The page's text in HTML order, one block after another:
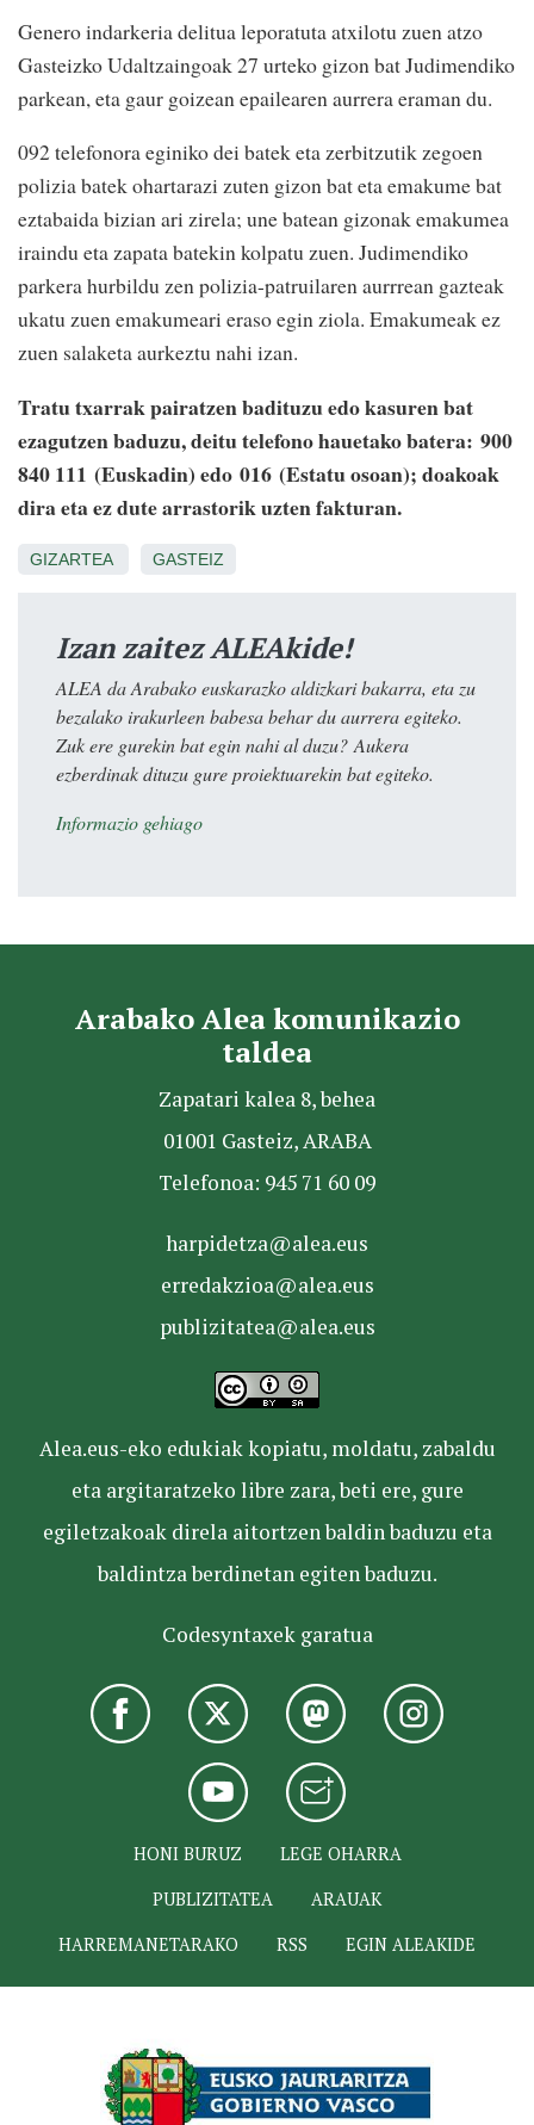
Genero indarkeria delitua leporatuta atxilotu zuen atzo
Gasteizko Udaltzaingoak 27 urteko gizon bat Judimendiko
parkean, eta gaur goizean epailearen aurrera eraman du.
092 telefonora eginiko dei batek eta zerbitzutik zegoen
polizia batek ohartarazi zuten gizon bat eta emakume bat
eztabaida bizian ari zirela; une batean gizonak emakumea
iraindu eta zapata batekin kolpatu zuen. Judimendiko
parkera hurbildu zen polizia-patruilaren aurrrean gazteak
ukatu zuen emakumeari eraso egin ziola. Emakumeak ez
zuen salaketa aurkeztu nahi izan.
Tratu txarrak pairatzen badituzu edo kasuren bat
ezagutzen baduzu, deitu telefono hauetako batera: 900
840 111 (Euskadin) edo 016 (Estatu osoan); doakoak
dira eta ez dute arrastorik uzten fakturan.
GIZARTEA GASTEIZ
Izan zaitez ALEAkide!
ALEA da Arabako euskarazko aldizkari bakarra, eta zu
bezalako irakurleen babesa behar du aurrera egiteko.
Zuk ere gurekin bat egin nahi al duzu? Aukera
ezberdinak dituzu gure proiektuarekin bat egiteko.
Informazio gehiago
Arabako Alea komunikazio
taldea
Zapatari kalea 8, behea
01001 Gasteiz, ARABA
Telefonoa: 945 71 60 09
harpidetza@alea.eus
erredakzioa@alea.eus
publizitatea@alea.eus
Alea.eus-eko edukiak kopiatu, moldatu, zabaldu
eta argitaratzeko libre zara, beti ere, gure
egiletzakoak direla aitortzen baldin baduzu eta
baldintza berdinetan egiten baduzu.
Codesyntaxek garatua
HONI BURUZ
LEGE OHARRA
PUBLIZITATEA
ARAUAK
HARREMANETARAKO
RSS EGIN ALEAKIDE